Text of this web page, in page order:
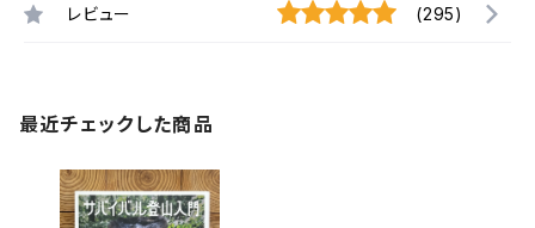
レビュー (295)
最近チェックした商品